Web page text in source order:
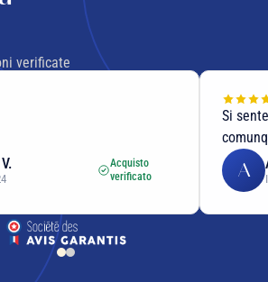
verificate
Acquisto
verificato
Si
A